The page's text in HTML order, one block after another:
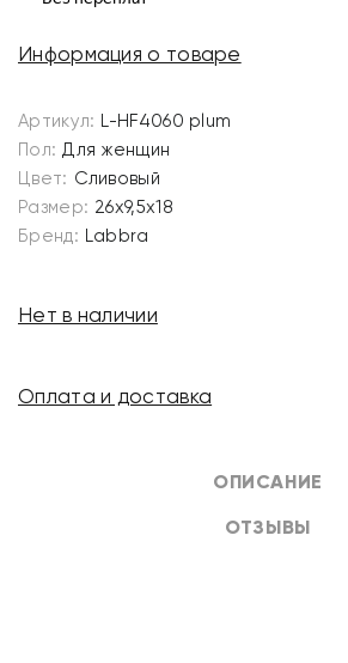
ОПИСАНИЕ
ОТЗЫВЫ
Информация о товаре
Артикул: L-HF4060 plum
Пол: Для женщин
Цвет: Сливовый
Размер: 26х9,5х18
Бренд: Labbra
Нет в наличии
Оплата и доставка